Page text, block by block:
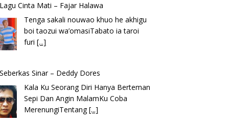
Cinta Mati – Fajar Halawa
Tenga sakali nouwao khuo he akhigu
boi taozui wa’omasiTabato ia taroi
furi[...]
Sinar – Deddy Dores
Kala Ku Seorang Diri Hanya Berteman
Sepi Dan Angin MalamKu Coba
MerenungiTentang[...]